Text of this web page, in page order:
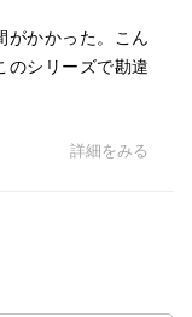
治安がいい」が売
らないバー経営
次郎の弟子。長身
女優。西脇雅也
がかかった。こん
シリーズで勘違
詳細をみる